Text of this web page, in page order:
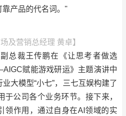
产品的代名词。"
及营销总经理 黄卓】
总裁王传鹏在《让思考者做选
赋能游戏研运》主题演讲中
大模型“小七”，三七互娱构建了
于公司各个业务环节。接下来，
领作用，通过自身在AI领域的实